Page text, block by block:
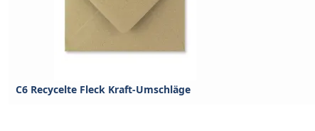
C6 Recycelte Fleck Kraft-Umschläge